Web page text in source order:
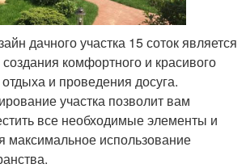
дачного участка 15 соток является
комфортного и красивого
и проведения досуга.
участка позволит вам
все необходимые элементы и
максимальное использование